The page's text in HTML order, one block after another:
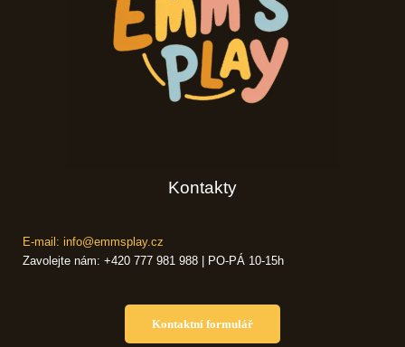
Kontakty
E-mail: info@emmsplay.cz
Zavolejte nám: +420 777 981 988 | PO-PÁ 10-15h
Kontaktní formulář